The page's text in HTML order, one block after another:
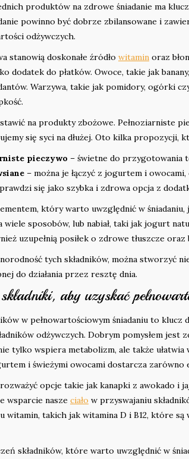
produktów na zdrowe śniadanie ma
powinno być dobrze zbilansowane i
odżywczych.
stanowią doskonałe źródło witamin oraz
dodatek do płatków. Owoce, takie jak
Warzywa, takie jak pomidory, ogórki
na produkty zbożowe. Pełnoziarniste
się syci na dłużej. Oto kilka propozycji,
pieczywo – świetne do przygotowania
– można je łączyć z jogurtem i
się jako szybka i zdrowa opcja z
który warto uwzględnić w
sposobów, lub nabiał, taki jak jogurt
uzupełnią posiłek o zdrowe tłuszcze
tych składników, można stworzyć
do działania przez resztę dnia.
aby uzyskać
w pełnowartościowym śniadaniu to
odżywczych. Dobrym pomysłem jest
tylko wspiera metabolizm, ale także ułatwia
i świeżymi owocami dostarcza zarówno
opcje takie jak kanapki z awokado i
wsparcie nasze ciało w przyswajaniu
witamin, takich jak witamina D i B12, które
składników, które warto uwzględnić w